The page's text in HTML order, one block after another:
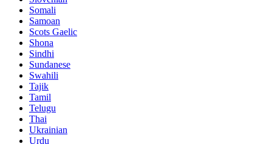
Somali
Samoan
Scots Gaelic
Shona
Sindhi
Sundanese
Swahili
Tajik
Tamil
Telugu
Thai
Ukrainian
Urdu